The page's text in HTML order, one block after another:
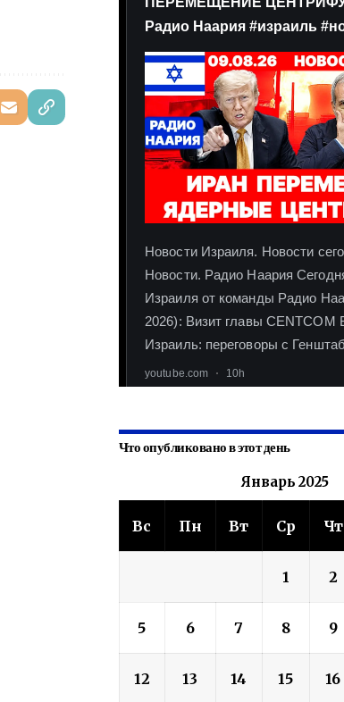
Что опубликовано в этот день
Январь 2025
Вс Пн Вт Ср Чт
1 2
5 6 7 8 9
12 13 14 15 16